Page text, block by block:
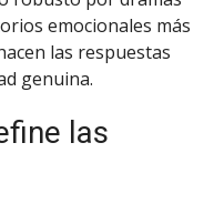
emocionales más
las respuestas
genuina.
las